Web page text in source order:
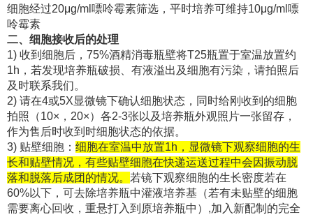
细胞经过20μg/ml嘌呤霉素筛选，平时培养可维持10μg/ml嘌
呤霉素
二、细胞接收后的处理
1) 收到细胞后，75%酒精消毒瓶壁将T25瓶置于室温放置约
1h，若发现培养瓶破损、有液溢出及细胞有污染，请拍照后
及时联系我们。
2) 请在4或5X显微镜下确认细胞状态，同时给刚收到的细胞
拍照（10×，20×）各2-3张以及培养瓶外观照片一张留存，
作为售后时收到时细胞状态的依据。
3) 贴壁细胞： 细胞在室温中放置1h，显微镜下观察细胞的生
长和贴壁情况，有些贴壁细胞在快递运送过程中会因振动脱
落和脱落后成团的情况。 若镜下观察细胞的生长密度若在
60%以下，可去除培养瓶中灌液培养基（若有未贴壁的细胞
需要离心回收，重悬打入到原培养瓶中）,加入新配制的完全